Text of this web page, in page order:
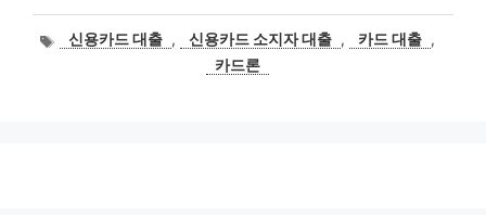
태신용카드 대출 , 신용카드 소지자 대출 , 카드 대출 ,
카드론